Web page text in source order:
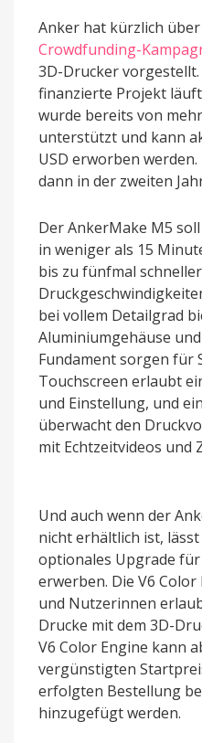
Anker hat kürzlich
Crowdfunding-
3D-Drucker
finanzierte Projekt
wurde bereits von
unterstützt und kann
USD erworben
dann in der zweiten
Der AnkerMake M5
in weniger als 15
bis zu fünfmal
bei vollem Detailgrad
Aluminiumgehäuse
Fundament sorgen für
Touchscreen erlaubt
und Einstellung, und
überwacht den
mit Echtzeitvideos und
Und auch wenn der
nicht erhältlich ist,
optionales Upgrade
erwerben. Die V6
und Nutzerinnen
Drucke mit dem 3D-
V6 Color Engine kann
vergünstigten
erfolgten Bestellung
hinzugefügt werden.